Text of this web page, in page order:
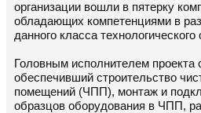
организации вошли в пятерку
обладающих компетенциями в
данного класса
Головным исполнителем
обеспечивший строительство
помещений (ЧПП), монтаж и
образцов оборудования в ЧПП,